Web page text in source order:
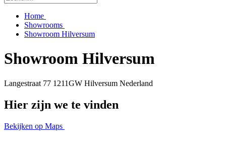
Home
Showrooms
Showroom Hilversum
Showroom Hilversum
Langestraat 77 1211GW Hilversum Nederland
Hier zijn we te vinden
Bekijken op Maps